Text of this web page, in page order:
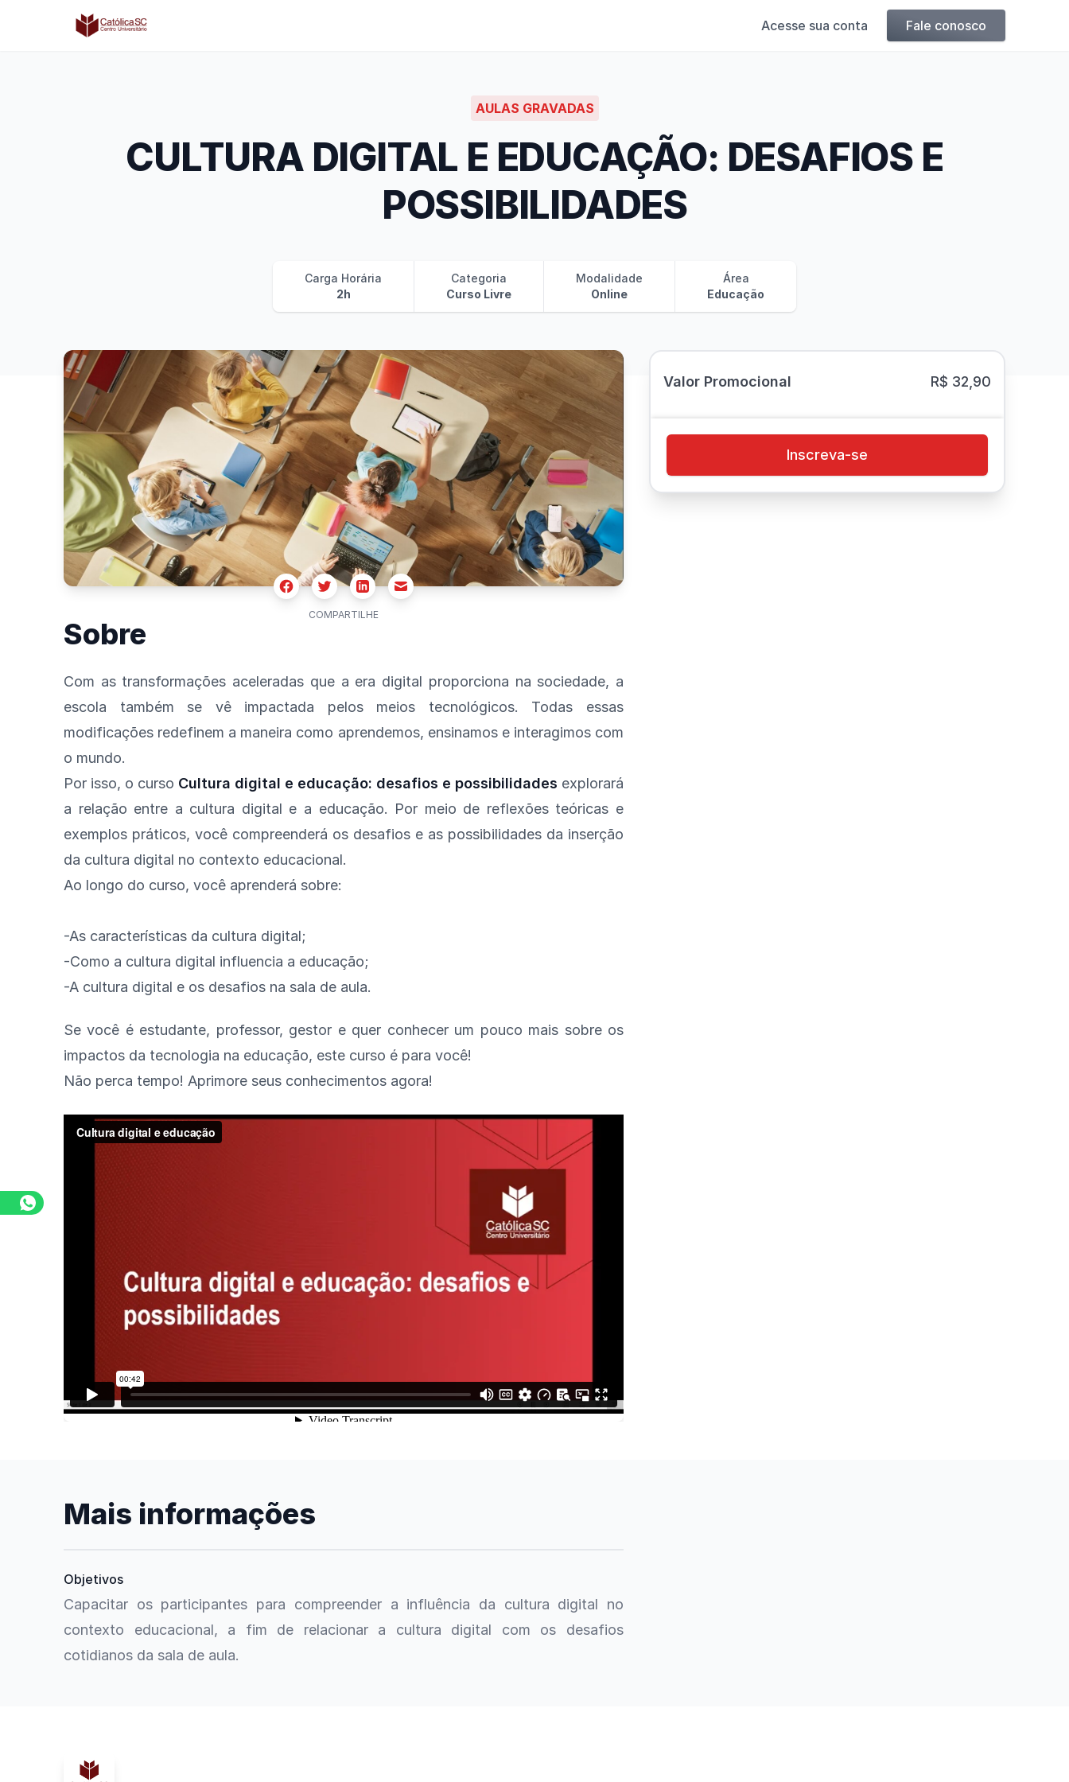
Católica SC | Experts Acesse sua conta Fale conosco
AULAS GRAVADAS
CULTURA DIGITAL E EDUCAÇÃO: DESAFIOS E
POSSIBILIDADES
Carga Horária
2h
Categoria
Curso Livre
Modalidade
Online
Área
Educação
FacebookTwitterLinkedinEmail
COMPARTILHE
Sobre
Com as transformações aceleradas que a era digital proporciona na sociedade, a
escola também se vê impactada pelos meios tecnológicos. Todas essas
modificações redefinem a maneira como aprendemos, ensinamos e interagimos com
o mundo.
Por isso, o curso Cultura digital e educação: desafios e possibilidades explorará
a relação entre a cultura digital e a educação. Por meio de reflexões teóricas e
exemplos práticos, você compreenderá os desafios e as possibilidades da inserção
da cultura digital no contexto educacional.
Ao longo do curso, você aprenderá sobre:
-As características da cultura digital;
-Como a cultura digital influencia a educação;
-A cultura digital e os desafios na sala de aula.
Se você é estudante, professor, gestor e quer conhecer um pouco mais sobre os
impactos da tecnologia na educação, este curso é para você!
Não perca tempo! Aprimore seus conhecimentos agora!
Assista o vídeo
Mais informações
Objetivos
Capacitar os participantes para compreender a influência da cultura digital no
contexto educacional, a fim de relacionar a cultura digital com os desafios
cotidianos da sala de aula.
Valor Promocional R$ 32,90
Inscreva-se